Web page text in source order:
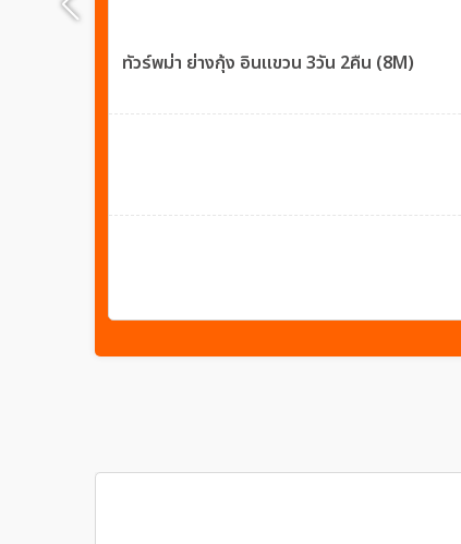
ทัวร์พม่า ย่างกุ้ง อินแขวน 3วัน 2คืน (8M)